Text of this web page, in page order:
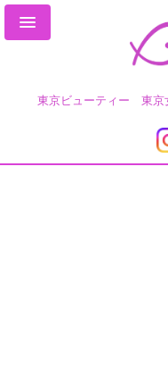
東京ビューティー 東京